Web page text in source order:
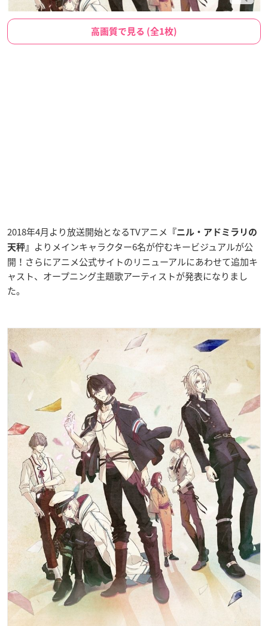
高画質で見る (全1枚)
2018年4月より放送開始となるTVアニメ
『ニル・アドミラリの
天秤』
よりメインキャラクター6名が佇むキービジュアルが公
開！さらにアニメ公式サイトのリニューアルにあわせて追加キ
ャスト、オープニング主題歌アーティストが発表になりまし
た。